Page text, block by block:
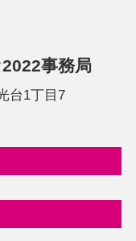
事務局
台1丁目7